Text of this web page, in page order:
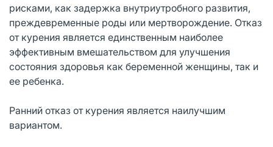
рисками, как задержка внутриутробного развития,
преждевременные роды или мертворождение. Отказ
от курения является единственным наиболее
эффективным вмешательством для улучшения
состояния здоровья как беременной женщины, так и
ее ребенка.
Ранний отказ от курения является наилучшим
вариантом.